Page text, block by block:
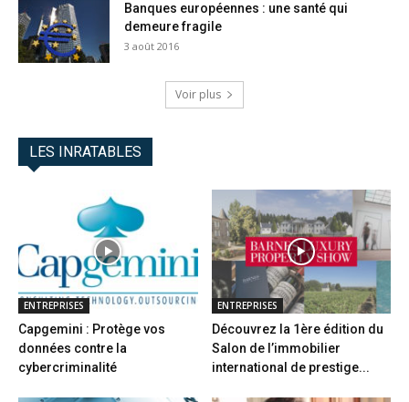
Banques européennes : une santé qui
demeure fragile
3 août 2016
Voir plus
LES INRATABLES
ENTREPRISES
Capgemini : Protège vos
données contre la
cybercriminalité
ENTREPRISES
Découvrez la 1ère édition du
Salon de l’immobilier
international de prestige...